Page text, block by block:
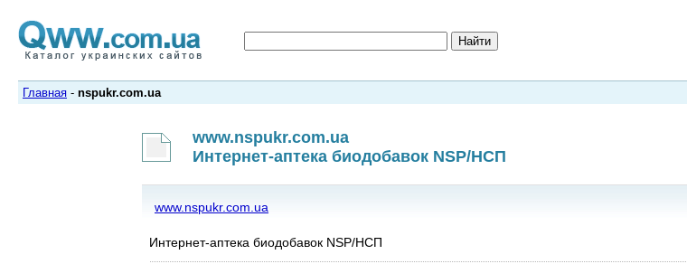
Главная - nspukr.com.ua
www.nspukr.com.ua
Интернет-аптека биодобавок NSP/НСП
www.nspukr.com.ua
Интернет-аптека биодобавок NSP/НСП